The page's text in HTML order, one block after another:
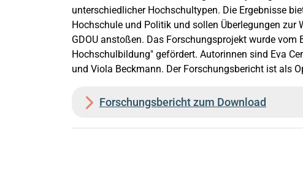
unterschiedlicher Hochschultypen. Die Ergebnisse
Hochschule und Politik und sollen Überlegungen zur
GDOU anstoßen. Das Forschungsprojekt wurde
Hochschulbildung" gefördert. Autorinnen sind Eva
und Viola Beckmann. Der Forschungsbericht ist als
Forschungsbericht zum Download